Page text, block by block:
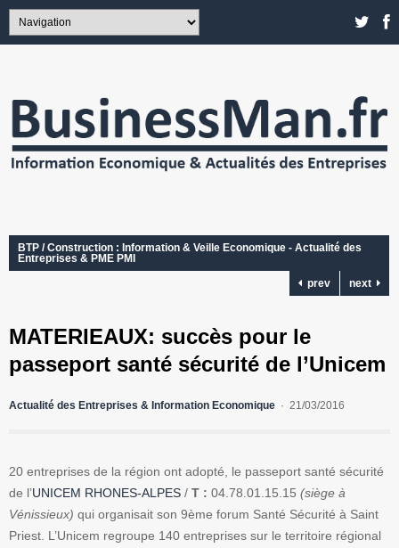
BTP / Construction : Information & Veille Economique - Actualité des
Entreprises & PME PMI
prev
next
MATERIEAUX: succès pour le
passeport santé sécurité de l’Unicem
Actualité des Entreprises & Information Economique 21/03/2016
20 entreprises de la région ont adopté, le passeport santé sécurité
de l’UNICEM RHONES-ALPES / T : 04.78.01.15.15 (siège à
Vénissieux) qui organisait son 9ème forum Santé Sécurité à Saint
Priest. L’Unicem regroupe 140 entreprises sur le territoire régional